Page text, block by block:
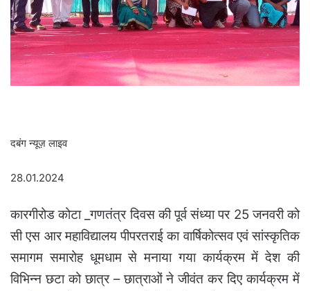
दबंग न्यूज़ लाइव
28.01.2024
कारगीरोड कोटा _गणतंत्र दिवस की पूर्व संध्या पर 25 जनवरी को
सी एस आर महाविद्यालय पीपरतराई का वार्षिकोत्सव एवं सांस्कृतिक
समागम समारोह धूमधाम से मनाया गया कार्यक्रम में देश की
विभिन्न छटा को छात्र – छात्राओं ने जीवंत कर दिए कार्यक्रम में